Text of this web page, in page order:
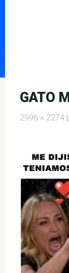
GATO
Full
2996 × 2274